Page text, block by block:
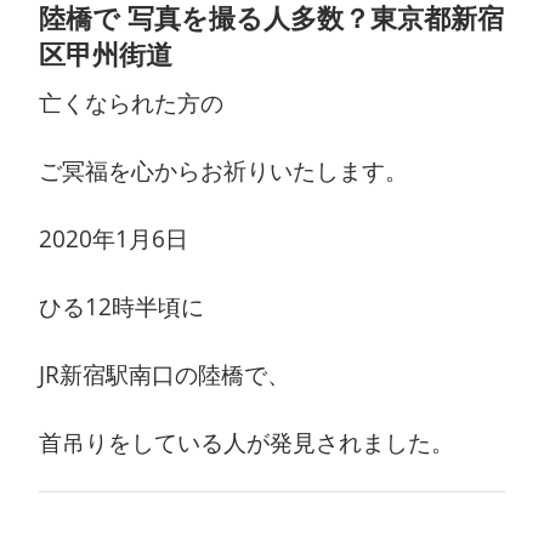
陸橋で 写真を撮る人多数？東京都新宿
区甲州街道
亡くなられた方の
ご冥福を心からお祈りいたします。
2020年1月6日
ひる12時半頃に
JR新宿駅南口の陸橋で、
首吊りをしている人が発見されました。